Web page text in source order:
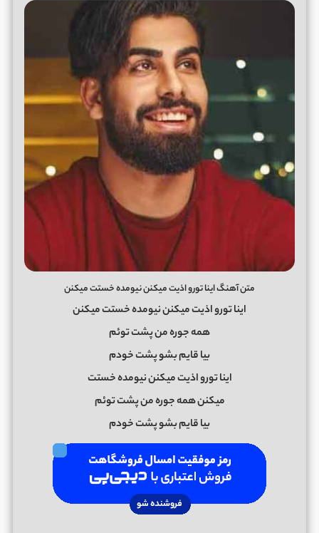
متن آهنگ اینا تورو اذیت میکنن نیومده خستت میکنن
اینا تورو اذیت میکنن نیومده خستت میکنن
همه جوره من پشت توئم
بیا قایم بشو پشت خودم
اینا تورو اذیت میکنن نیومده خستت
میکنن همه جوره من پشت توئم
بیا قایم بشو پشت خودم